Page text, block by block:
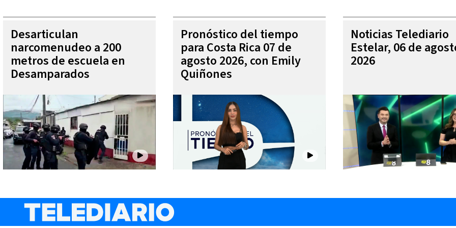
Desarticulan
narcomenudeo a 200
metros de escuela en
Desamparados
Pronóstico del tiempo
para Costa Rica 07 de
agosto 2026, con Emily
Quiñones
Noticias Telediario
Estelar, 06 de
2026